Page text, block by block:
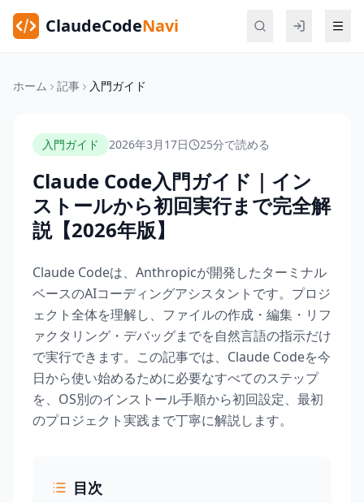
ClaudeCodeNavi
ホーム 記事 入門ガイド
入門ガイド 2026年3月17日 25分で読める
Claude Code入門ガイド｜イン
ストールから初回実行まで完全解
説【2026年版】
Claude Codeは、Anthropicが開発したターミナル
ベースのAIコーディングアシスタントです。プロジ
ェクト全体を理解し、ファイルの作成・編集・リフ
ァクタリング・デバッグまでを自然言語の指示だけ
で実行できます。この記事では、Claude Codeを今
日から使い始めるために必要なすべてのステップ
を、OS別のインストール手順から初回設定、最初
のプロジェクト実践まで丁寧に解説します。
目次